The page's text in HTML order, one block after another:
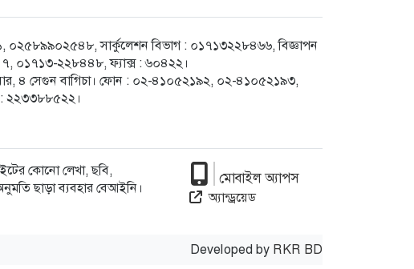
সার্কুলেশন বিভাগ : ০১৭১৩২২৮৪৬৬, বিজ্ঞাপন
০১৭১৩-২২৮৪৪৮, ফ্যাক্স : ৬০৪২২।
৪ সেগুন বাগিচা। ফোন : ০২-৪১০৫২১৯২, ০২-৪১০৫২১৯৩,
২২৩৩৮৮৫২২।
কোনো লেখা, ছবি,
ছাড়া ব্যবহার বেআইনি।
মোবাইল অ্যাপস
অ্যান্ড্রয়েড
Developed by RKR BD